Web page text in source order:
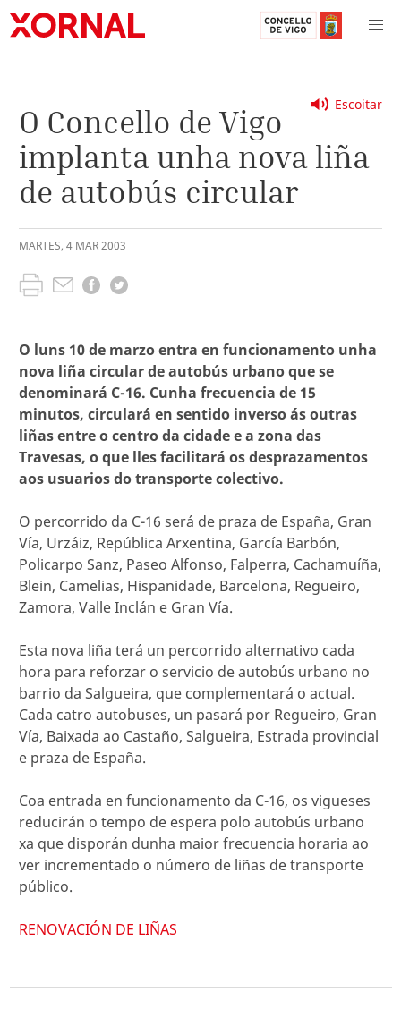
Escoitar
O Concello de Vigo
implanta unha nova liña
de autobús circular
MARTES, 4 MAR2003
O luns 10 de marzo entra en funcionamento unha
nova liña circular de autobús urbano que se
denominará C-16. Cunha frecuencia de 15
minutos, circulará en sentido inverso ás outras
liñas entre o centro da cidade e a zona das
Travesas, o que lles facilitará os desprazamentos
aos usuarios do transporte colectivo.
O percorrido da C-16 será de praza de España, Gran
Vía, Urzáiz, República Arxentina, García Barbón,
Policarpo Sanz, Paseo Alfonso, Falperra, Cachamuíña,
Blein, Camelias, Hispanidade, Barcelona, Regueiro,
Zamora, Valle Inclán e Gran Vía.
Esta nova liña terá un percorrido alternativo cada
hora para reforzar o servicio de autobús urbano no
barrio da Salgueira, que complementará o actual.
Cada catro autobuses, un pasará por Regueiro, Gran
Vía, Baixada ao Castaño, Salgueira, Estrada provincial
e praza de España.
Coa entrada en funcionamento da C-16, os vigueses
reducirán o tempo de espera polo autobús urbano
xa que disporán dunha maior frecuencia horaria ao
ver incrementado o número de liñas de transporte
público.
RENOVACIÓN DE LIÑAS